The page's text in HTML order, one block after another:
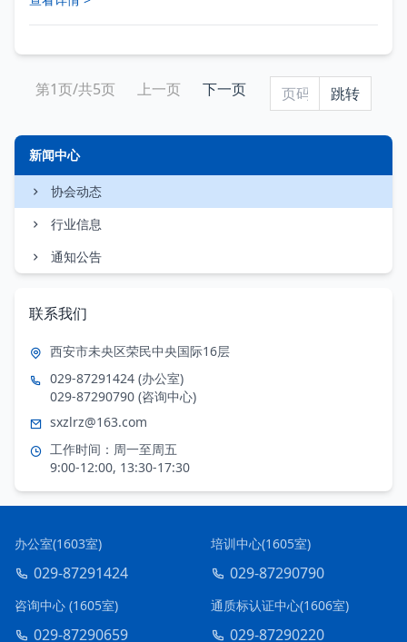
新闻中心
协会动态
行业信息
通知公告
联系我们
西安市未央区荣民中央国际16层
029-87291424 (办公室)
029-87290790 (咨询中心)
sxzlrz@163.com
工作时间：周一至周五
9:00-12:00, 13:30-17:30
第1页/共5页 上一页 下一页
办公室(1603室)
029-87291424
培训中心(1605室)
029-87290790
咨询中心 (1605室)
029-87290659
通质标认证中心(1606室)
029-87290220